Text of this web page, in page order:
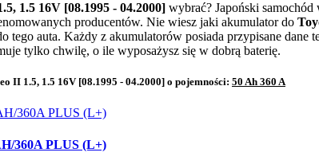
1.5 16V [08.1995 - 04.2000] wybrać? Japoński
producentów. Nie wiesz jaki akumulator do
tego auta. Każdy z akumulatorów posiada przypisane
tylko chwilę, o ile wyposażysz się w dobrą baterię.
II 1.5, 1.5 16V [08.1995 - 04.2000] o pojemności: 50 Ah 360 A
360A PLUS (L+)